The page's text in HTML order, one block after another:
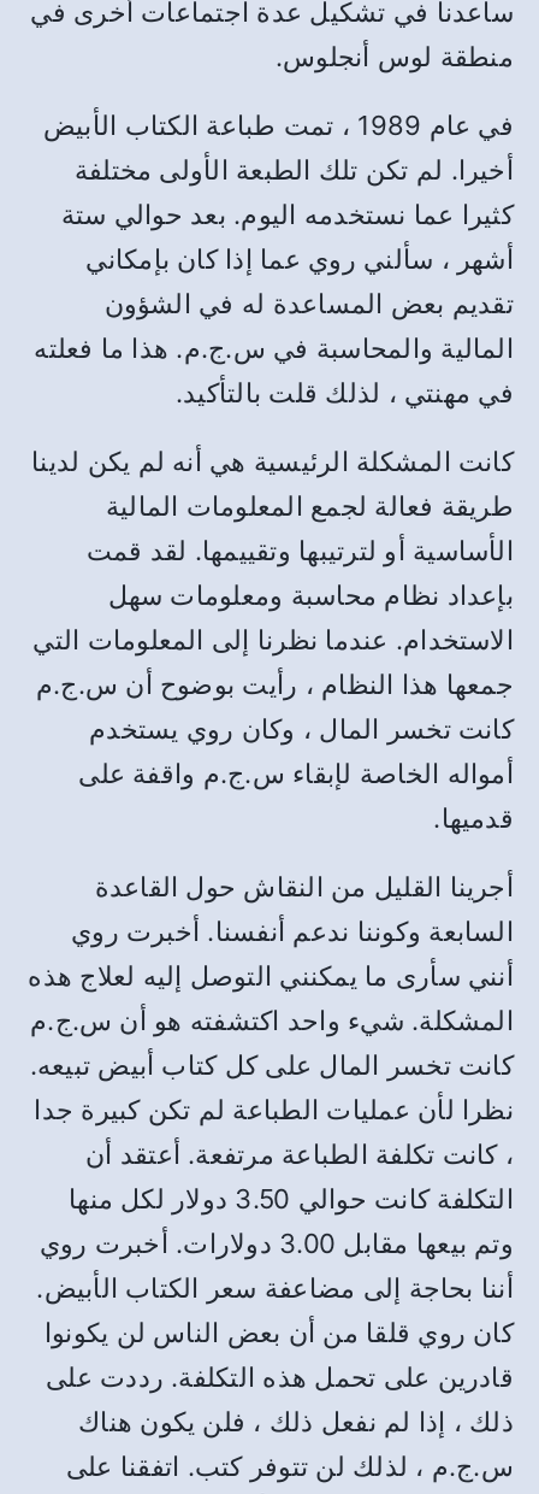
ساعدنا في تشكيل عدة اجتماعات أخرى في
منطقة لوس أنجلوس.
في عام
، تمت طباعة الكتاب الأبيض
أخيرا. لم تكن تلك الطبعة الأولى مختلفة
كثيرا عما نستخدمه اليوم. بعد حوالي ستة
أشهر ، سألني روي عما إذا كان بإمكاني
تقديم بعض المساعدة له في الشؤون
المالية والمحاسبة في س.ج.م. هذا ما فعلته
في مهنتي ، لذلك قلت بالتأكيد.
كانت المشكلة الرئيسية هي أنه لم يكن لدينا
طريقة فعالة لجمع المعلومات المالية
الأساسية أو لترتيبها وتقييمها. لقد قمت
بإعداد نظام محاسبة ومعلومات سهل
الاستخدام. عندما نظرنا إلى المعلومات التي
جمعها هذا النظام ، رأيت بوضوح أن س.ج.م
كانت تخسر المال ، وكان روي يستخدم
أمواله الخاصة لإبقاء س.ج.م واقفة على
قدميها.
أجرينا القليل من النقاش حول القاعدة
السابعة وكوننا ندعم أنفسنا. أخبرت روي
أنني سأرى ما يمكنني التوصل إليه لعلاج هذه
المشكلة. شيء واحد اكتشفته هو أن س.ج.م
كانت تخسر المال على كل كتاب أبيض تبيعه.
نظرا لأن عمليات الطباعة لم تكن كبيرة جدا
، كانت تكلفة الطباعة مرتفعة. أعتقد أن
التكلفة كانت حوالي
دولار لكل منها
وتم بيعها مقابل
دولارات. أخبرت روي
أننا بحاجة إلى مضاعفة سعر الكتاب الأبيض.
كان روي قلقا من أن بعض الناس لن يكونوا
قادرين على تحمل هذه التكلفة. رددت على
ذلك ، إذا لم نفعل ذلك ، فلن يكون هناك
س.ج.م ، لذلك لن تتوفر كتب. اتفقنا على